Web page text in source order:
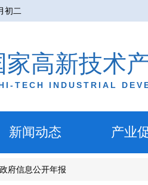
初二
家高新技术
TECH INDUSTRIAL
新闻动态 产业
府信息公开年报